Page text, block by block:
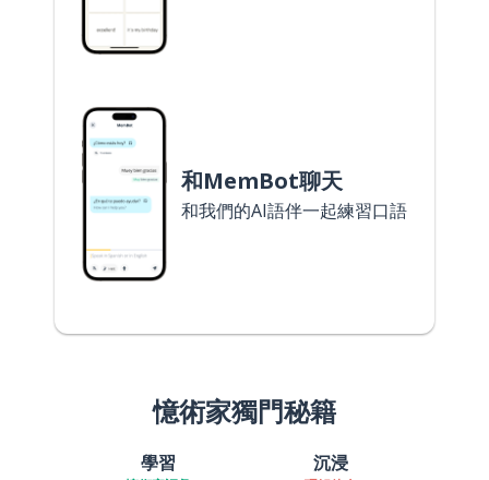
和MemBot聊天
和我們的AI語伴一起練習口語
憶術家獨門秘籍
學習 沉浸